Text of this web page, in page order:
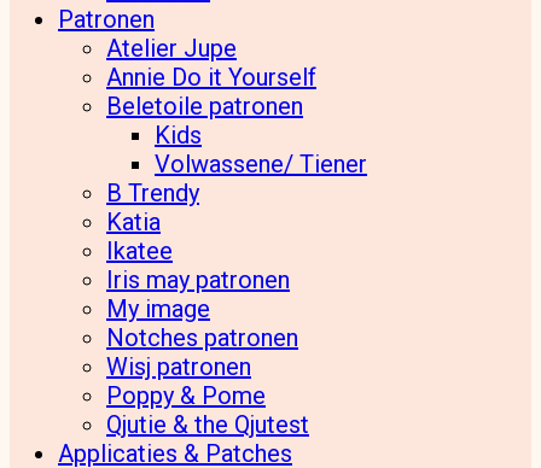
Patronen
Atelier Jupe
Annie Do it Yourself
Beletoile patronen
Kids
Volwassene/ Tiener
B Trendy
Katia
Ikatee
Iris may patronen
My image
Notches patronen
Wisj patronen
Poppy & Pome
Qjutie & the Qjutest
Applicaties & Patches